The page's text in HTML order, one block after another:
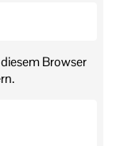
Browser